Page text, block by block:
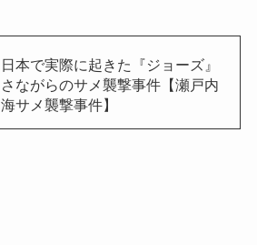
日本で実際に起きた『ジョーズ』
さながらのサメ襲撃事件【瀬戸内
海サメ襲撃事件】